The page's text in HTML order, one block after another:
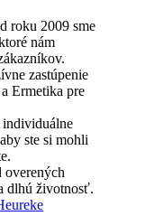
roku 2009 sme
nám
zastúpenie
Ermetika pre
individuálne
ste si mohli
overených
dlhú životnosť.